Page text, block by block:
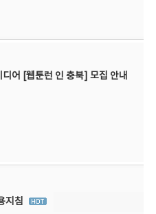
어 [웹툰런 인 충북] 모집 안내
지침